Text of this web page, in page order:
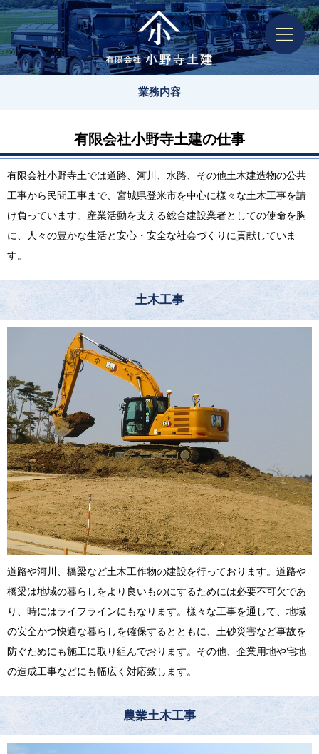
業務内容
有限会社小野寺土建の仕事
有限会社小野寺土では道路、河川、水路、その他土木建造物の公共
工事から民間工事まで、宮城県登米市を中心に様々な土木工事を請
け負っています。産業活動を支える総合建設業者としての使命を胸
に、人々の豊かな生活と安心・安全な社会づくりに貢献していま
す。
土木工事
道路や河川、橋梁など土木工作物の建設を行っております。道路や
橋梁は地域の暮らしをより良いものにするためには必要不可欠であ
り、時にはライフラインにもなります。様々な工事を通して、地域
の安全かつ快適な暮らしを確保するとともに、土砂災害など事故を
防ぐためにも施工に取り組んでおります。その他、企業用地や宅地
の造成工事などにも幅広く対応致します。
農業土木工事